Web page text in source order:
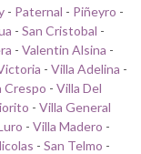
- Paternal - Piñeyro -
- San Cristobal -
- Valentin Alsina -
- Villa Adelina -
Crespo - Villa Del
- Villa General
- Villa Madero -
- San Telmo -